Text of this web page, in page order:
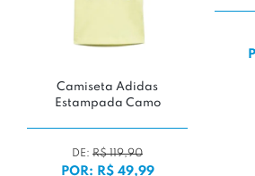
Camiseta Adidas
Estampada Camo
DE: R$ 119,90
POR: R$ 49,99